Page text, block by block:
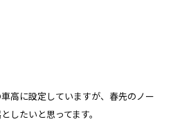
高に設定していますが、春先のノー
したいと思ってます。